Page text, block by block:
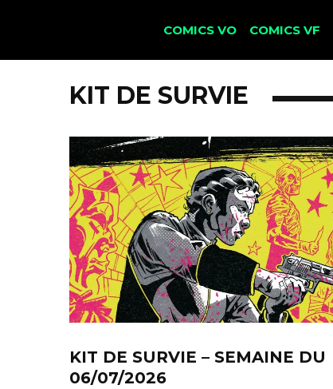
COMICS VO COMICS VF
KIT DE SURVIE
KIT DE SURVIE – SEMAINE DU
06/07/2026